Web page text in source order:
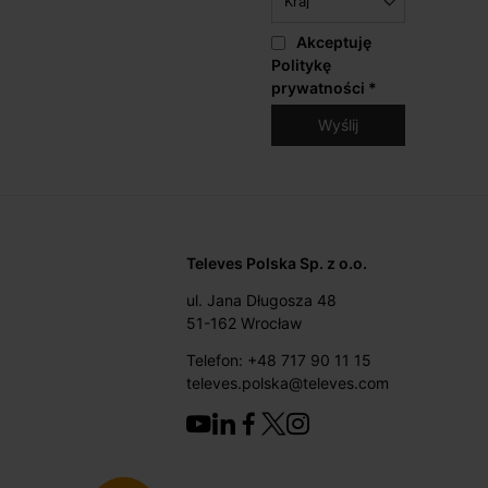
Akceptuję
Politykę
prywatności *
Televes Polska Sp. z o.o.
ul. Jana Długosza 48
51-162 Wrocław
Telefon: +48 717 90 11 15
televes.polska@televes.com